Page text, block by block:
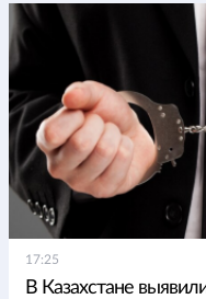
17:25
В Казахстане